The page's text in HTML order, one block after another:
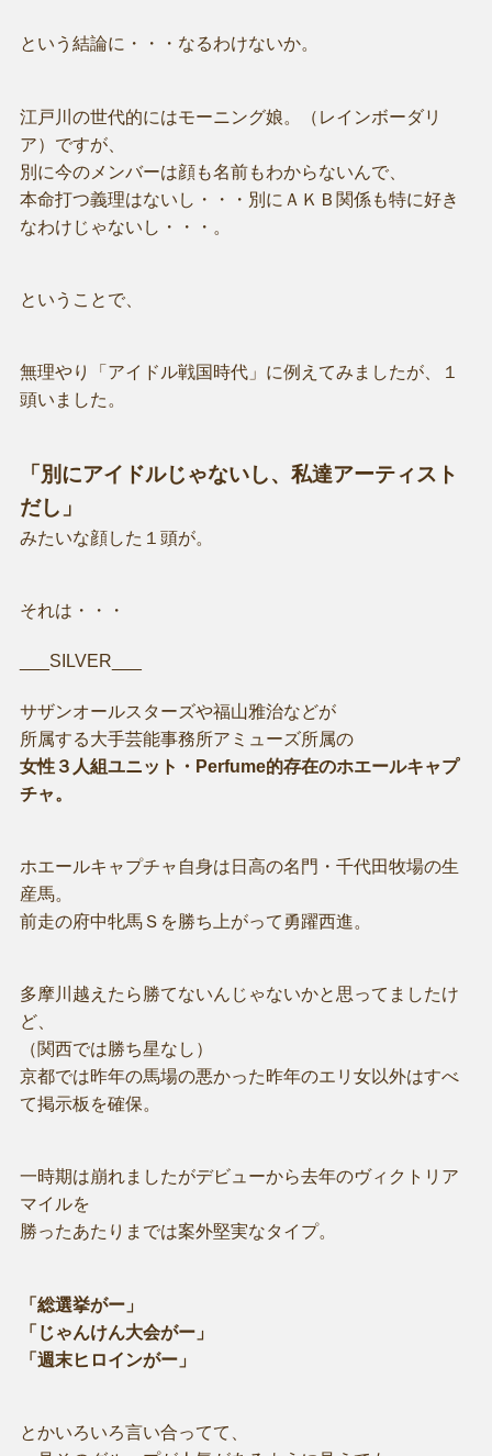
という結論に・・・なるわけないか。
江戸川の世代的にはモーニング娘。（レインボーダリ
ア）ですが、
別に今のメンバーは顔も名前もわからないんで、
本命打つ義理はないし・・・別にＡＫＢ関係も特に好き
なわけじゃないし・・・。
ということで、
無理やり「アイドル戦国時代」に例えてみましたが、１
頭いました。
「別にアイドルじゃないし、私達アーティスト
だし」
みたいな顔した１頭が。
それは・・・
___SILVER___
サザンオールスターズや福山雅治などが
所属する大手芸能事務所アミューズ所属の
女性３人組ユニット・Perfume的存在のホエールキャプ
チャ。
ホエールキャプチャ自身は日高の名門・千代田牧場の生
産馬。
前走の府中牝馬Ｓを勝ち上がって勇躍西進。
多摩川越えたら勝てないんじゃないかと思ってましたけ
ど、
（関西では勝ち星なし）
京都では昨年の馬場の悪かった昨年のエリ女以外はすべ
て掲示板を確保。
一時期は崩れましたがデビューから去年のヴィクトリア
マイルを
勝ったあたりまでは案外堅実なタイプ。
「総選挙がー」
「じゃんけん大会がー」
「週末ヒロインがー」
とかいろいろ言い合ってて、